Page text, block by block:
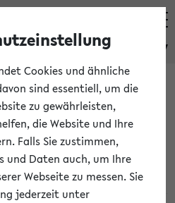
eKVV
an jetzt
gefunden!
Cookies und ähnliche
sind essentiell, um die
zu gewährleisten,
die Website und Ihre
Falls Sie zustimmen,
und Daten auch, um Ihre
Webseite zu messen. Sie
jederzeit unter